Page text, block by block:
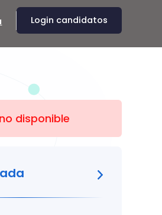
Login candidatos
disponible